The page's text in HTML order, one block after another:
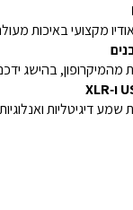
מקצועי באיכות
מהמיקרופון, בהישג
דיגיטליות ואנלוגיות